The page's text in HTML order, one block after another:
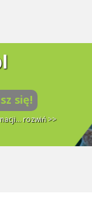
się!
rozwiń >>